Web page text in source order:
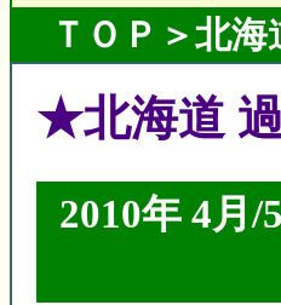
ＴＯＰ ＞北
★北海道
2010年 4月